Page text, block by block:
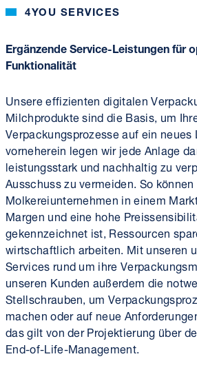
4YOU SERVICES
Ergänzende Service-Leistungen für
Funktionalität
Unsere effizienten digitalen
Milchprodukte sind die Basis, um
Verpackungsprozesse auf ein neues
vorneherein legen wir jede Anlage
leistungsstark und nachhaltig zu
Ausschuss zu vermeiden. So
Molkereiunternehmen in einem
Margen und eine hohe
gekennzeichnet ist, Ressourcen
wirtschaftlich arbeiten. Mit unseren
Services rund um ihre
unseren Kunden außerdem die
Stellschrauben, um
machen oder auf neue
das gilt von der Projektierung über
End-of-Life-Management.